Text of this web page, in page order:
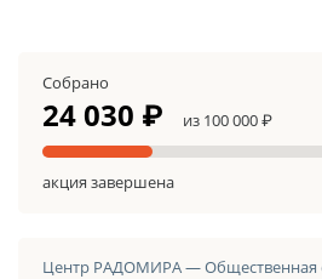
Собрано
24 030 ₽ из 100 000 ₽
акция завершена
Центр РАДОМИРА — Общественная